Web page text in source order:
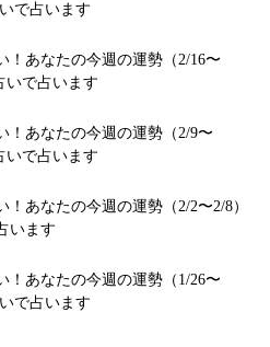
で占います
！あなたの今週の運勢（2/16〜
いで占います
！あなたの今週の運勢（2/9〜
いで占います
！あなたの今週の運勢（2/2〜2/8）
います
！あなたの今週の運勢（1/26〜
で占います